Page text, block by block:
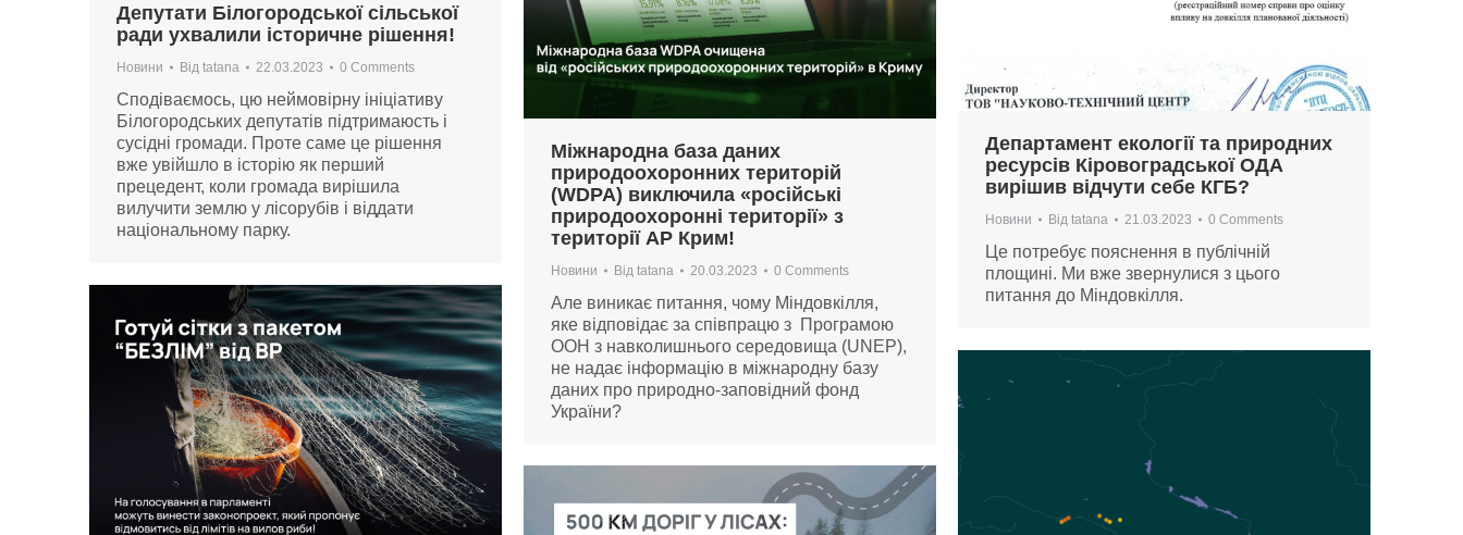
Депутати Білогородської сільської
ради ухвалили історичне рішення!
Новини Від tatana 22.03.2023 0 Comments
Сподіваємось, цю неймовірну ініціативу
Білогородських депутатів підтримаюсть і
сусідні громади. Проте саме це рішення
вже увійшло в історію як перший
прецедент, коли громада вирішила
вилучити землю у лісорубів і віддати
національному парку.
Департамент екології та природних
ресурсів Кіровоградської ОДА
вирішив відчути себе КГБ?
Новини Від tatana 21.03.2023 0 Comments
Це потребує пояснення в публічній
площині. Ми вже звернулися з цього
питання до Міндовкілля.
Міжнародна база даних
природоохоронних територій
(WDPA) виключила «російські
природоохоронні території» з
території АР Крим!
Новини Від tatana 20.03.2023 0 Comments
Але виникає питання, чому Міндовкілля,
яке відповідає за співпрацю з Програмою
ООН з навколишнього середовища (UNEP),
не надає інформацію в міжнародну базу
даних про природно-заповідний фонд
України?